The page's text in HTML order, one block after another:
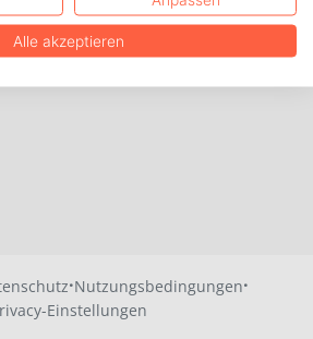
·Nutzungsbedingungen·
Einstellungen
Alle akzeptieren